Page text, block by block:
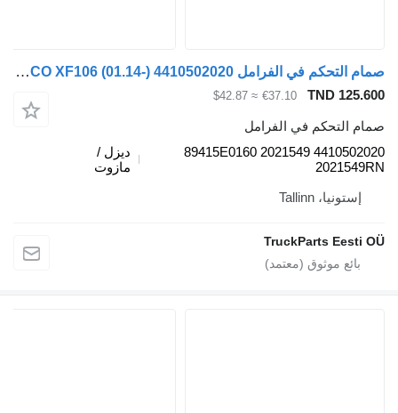
صمام التحكم في الفرامل WABCO XF106 (01.14-) 4410502020 لـ السيارات القاطرة DAF XF106 (2014-)
TND
€37.10
≈ $42.87
التحكم في الفرامل
4410502020 2021549 89415E0160
ديزل /
مازوت
إستونيا، Tallinn
TruckParts Eesti